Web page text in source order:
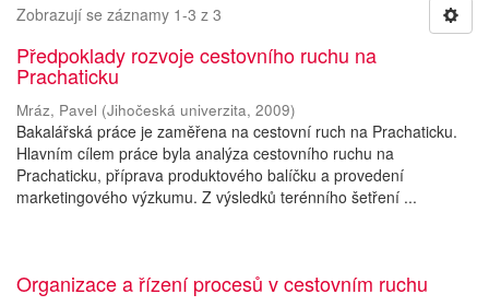
Zobrazují se záznamy 1-3 z 3
Předpoklady rozvoje cestovního ruchu na
Prachaticku
Mráz, Pavel (Jihočeská univerzita, 2009)
Bakalářská práce je zaměřena na cestovní ruch na Prachaticku.
Hlavním cílem práce byla analýza cestovního ruchu na
Prachaticku, příprava produktového balíčku a provedení
marketingového výzkumu. Z výsledků terénního šetření ...
Organizace a řízení procesů v cestovním ruchu